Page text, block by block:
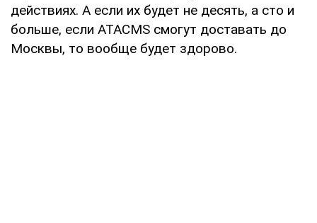
действиях. А если их будет не десять, а сто и
больше, если ATACMS смогут доставать до
Москвы, то вообще будет здорово.